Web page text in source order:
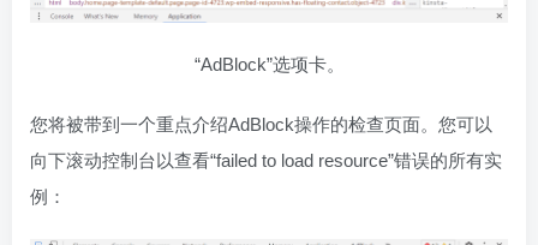
“AdBlock”选项卡。
您将被带到一个重点介绍AdBlock操作的检查页面。您可以
向下滚动控制台以查看“failed to load resource”错误的所有实
例：